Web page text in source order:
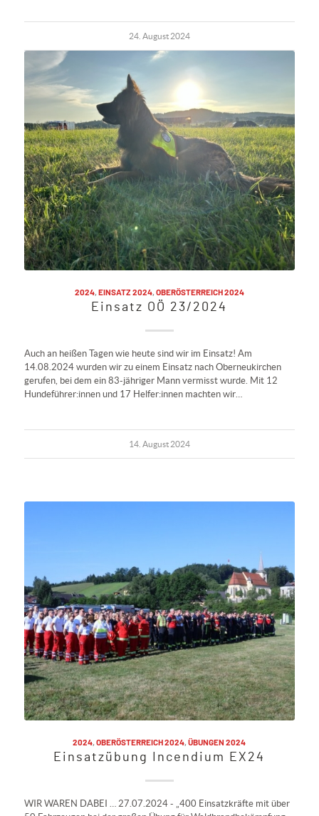
24. August 2024
2024, EINSATZ 2024, OBERÖSTERREICH 2024
Einsatz OÖ 23/2024
Auch an heißen Tagen wie heute sind wir im Einsatz! Am
14.08.2024 wurden wir zu einem Einsatz nach Oberneukirchen
gerufen, bei dem ein 83-jähriger Mann vermisst wurde. Mit 12
Hundeführer:innen und 17 Helfer:innen machten wir…
14. August 2024
2024,OBERÖSTERREICH 2024,ÜBUNGEN 2024
Einsatzübung Incendium EX24
WIR WAREN DABEI … 27.07.2024 - „400 Einsatzkräfte mit über